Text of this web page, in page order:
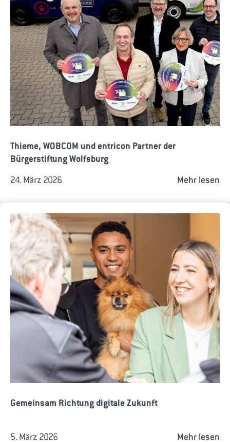
Thieme, WOBCOM und entricon Partner der
Bürgerstiftung Wolfsburg
24. März 2026 Mehr lesen
Gemeinsam Richtung digitale Zukunft
5. März 2026 Mehr lesen